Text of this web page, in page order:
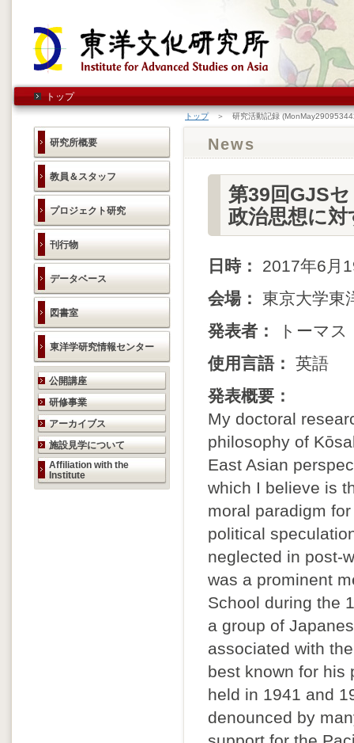
トップ
研究所概要
教員＆スタッフ
プロジェクト研究
刊行物
データベース
図書室
東洋学研究情報センター
研究活動のご案内
公開講座
研修事業
アーカイブス
施設見学について
Affiliation with the
Institute
トップ＞ 研究活動記録
News
第39回GJS
政治思想に
日時：
2017年6月
会場：
東京大学
発表者：
トーマ
使用言語： 英語
発表概要：
My doctoral
philosophy of
East Asian
which I believe is
moral paradigm
political
neglected in post-
was a prominent
School during the
a group of
associated with
best known for his
held in 1941 and
denounced by